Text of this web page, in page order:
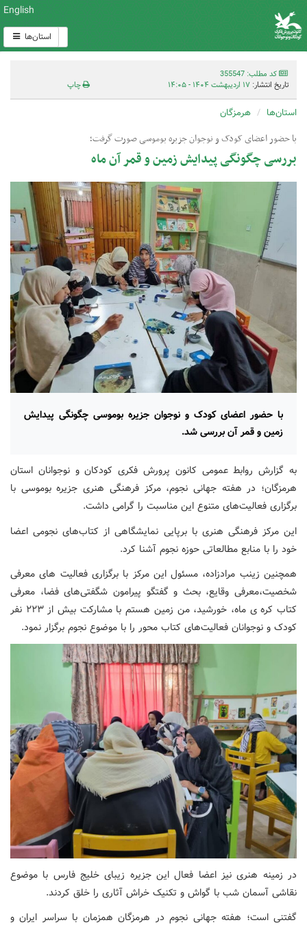
English
استان‌ها
کد مطلب: 355547
تاریخ انتشار: ۱۷ اردیبهشت ۱۴۰۴ - ۱۴:۰۵ چاپ
استان‌ها هرمزگان
با حضور اعضای کودک و نوجوان جزیره بوموسی صورت گرفت؛
بررسی چگونگی پیدایش زمین و قمر آن ماه
با حضور اعضای کودک و نوجوان جزیره بوموسی چگونگی پیدایش
زمین و قمر آن بررسی شد.
به گزارش روابط عمومی کانون پرورش فکری کودکان و نوجوانان استان
هرمزگان؛ در هفته جهانی نجوم، مرکز فرهنگی هنری جزیره بوموسی با
برگزاری فعالیت‌های متنوع این مناسبت را گرامی داشت.
این مرکز فرهنگی هنری با برپایی نمایشگاهی از کتاب‌های نجومی اعضا
خود را با منابع مطالعاتی حوزه نجوم آشنا کرد.
همچنین زینب مرادزاده، مسئول این مرکز با برگزاری فعالیت های معرفی
شخصیت،معرفی وقایع، بحث و گفتگو پیرامون شگفتی‌های فضا، معرفی
کتاب کره ی ماه، خورشید، من زمین هستم با مشارکت بیش از۲۲۳ نفر
کودک و نوجوانان فعالیت‌های کتاب محور را با موضوع نجوم برگزار نمود.
در زمینه هنری نیز اعضا فعال این جزیره زیبای خلیج فارس با موضوع
نقاشی آسمان شب با گواش و تکنیک خراش آثاری را خلق کردند.
گفتنی است؛ هفته جهانی نجوم در هرمزگان همزمان با سراسر ایران و